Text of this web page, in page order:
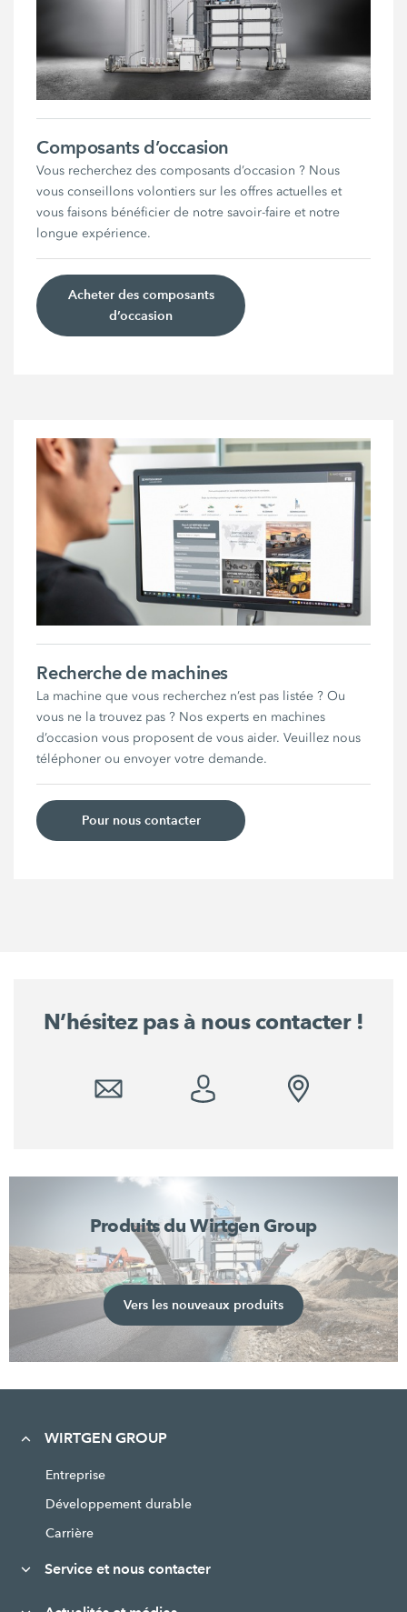
Composants d’occasion
Vous recherchez des composants d’occasion ? Nous
vous conseillons volontiers sur les offres actuelles et
vous faisons bénéficier de notre savoir-faire et notre
longue expérience.
Acheter des composants
d’occasion
Recherche de machines
La machine que vous recherchez n’est pas listée ? Ou
vous ne la trouvez pas ? Nos experts en machines
d’occasion vous proposent de vous aider. Veuillez nous
téléphoner ou envoyer votre demande.
Pour nous contacter
N’hésitez pas à nous contacter !
Produits du Wirtgen Group
Vers les nouveaux produits
WIRTGEN GROUP
Entreprise
Développement durable
Carrière
Service et nous contacter